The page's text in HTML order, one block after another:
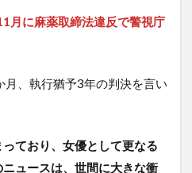
月に麻薬取締法違反で警視庁
、執行猶予3年の判決を言い
ており、女優として更なる
ュースは、世間に大きな衝